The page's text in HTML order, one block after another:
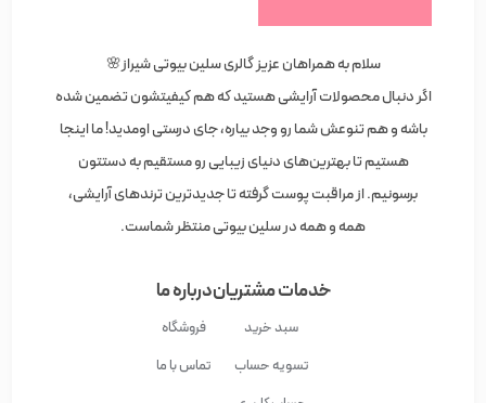
سلام به همراهان عزیز گالری سلین بیوتی شیراز🌸
اگر دنبال محصولات آرایشی هستید که هم کیفیتشون تضمین شده
باشه و هم تنوعش شما رو وجد بیاره، جای درستی اومدید! ما اینجا
هستیم تا بهترین‌های دنیای زیبایی رو مستقیم به دستتون
برسونیم. از مراقبت پوست گرفته تا جدیدترین ترندهای آرایشی،
همه و همه در سلین بیوتی منتظر شماست.
خدمات مشتریان
سبد خرید
تسویه حساب
درباره ما
فروشگاه
تماس با ما